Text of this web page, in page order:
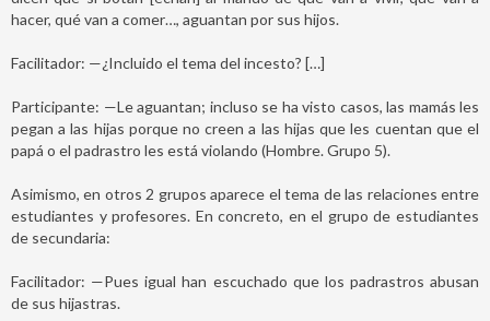
hacer, qué van a comer…, aguantan por sus hijos.
Facilitador: —¿Incluido el tema del incesto? […]
Participante: —Le aguantan; incluso se ha visto casos, las mamás les
pegan a las hijas porque no creen a las hijas que les cuentan que el
papá o el padrastro les está violando (Hombre. Grupo 5).
Asimismo, en otros 2 grupos aparece el tema de las relaciones entre
estudiantes y profesores. En concreto, en el grupo de estudiantes
de secundaria:
Facilitador: —Pues igual han escuchado que los padrastros abusan
de sus hijastras.